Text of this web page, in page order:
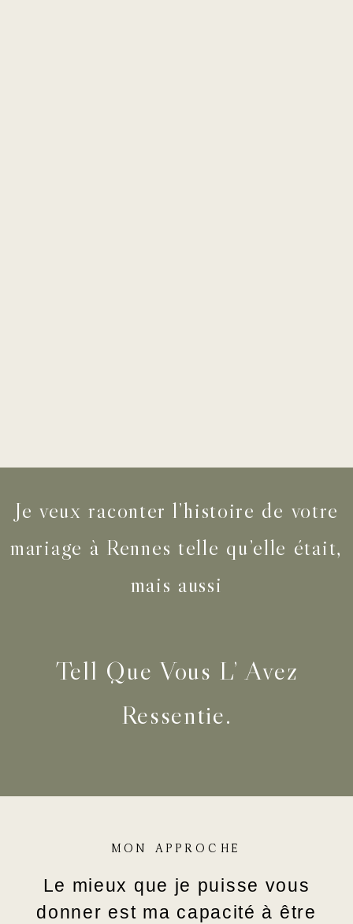
Je veux raconter l’histoire de votre
mariage à Rennes telle qu’elle était,
mais aussi
Tell Que Vous L’ Avez
Ressentie.
MON APPROCHE
Le mieux que je puisse vous
donner est ma capacité à être